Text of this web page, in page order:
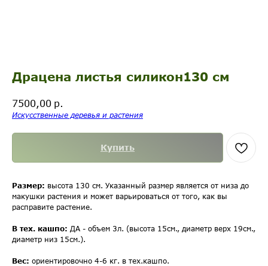
Драцена листья силикон130 см
7500,00 р.
Искусственные деревья и растения
Купить
Размер: высота 130 см. Указанный размер является от низа до
макушки растения и может варьироваться от того, как вы
расправите растение.
В тех. кашпо: ДА - объем 3л. (высота 15см., диаметр верх 19см.,
диаметр низ 15см.).
Вес: ориентировочно 4-6 кг. в тех.кашпо.